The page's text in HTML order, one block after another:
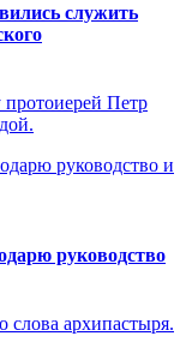
служить
Петр
руководство
слова архипастыря.